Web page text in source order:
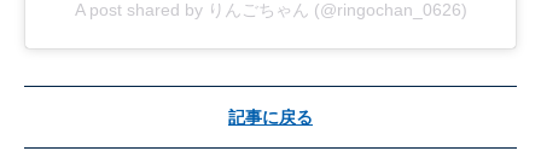
A post shared by りんごちゃん (@ringochan_0626)
記事に戻る